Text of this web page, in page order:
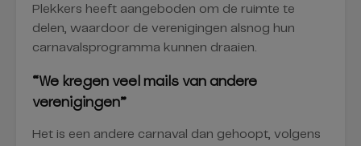
Plekkers heeft aangeboden om de ruimte te
delen, waardoor de verenigingen alsnog hun
carnavalsprogramma kunnen draaien.
“We kregen veel mails van andere
verenigingen”
Het is een andere carnaval dan gehoopt, volgens